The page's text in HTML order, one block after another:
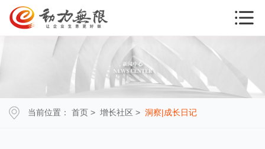
当前位置： 首页 > 增长社区 > 洞察|成长日记